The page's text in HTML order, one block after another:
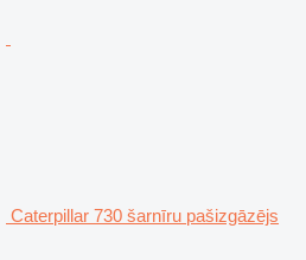
Caterpillar 730 šarnīru pašizgāzējs